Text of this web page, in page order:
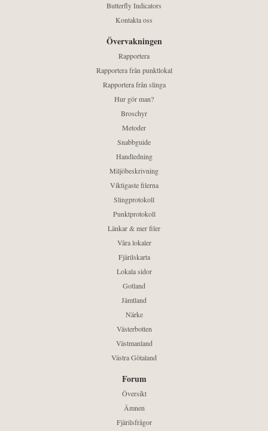
Butterfly Indicators
Kontakta oss
Övervakningen
Rapportera
Rapportera från punktlokal
Rapportera från slinga
Hur gör man?
Broschyr
Metoder
Snabbguide
Handledning
Miljöbeskrivning
Viktigaste filerna
Slingprotokoll
Punktprotokoll
Länkar & mer filer
Våra lokaler
Fjärilskarta
Lokala sidor
Gotland
Jämtland
Närke
Västerbotten
Västmanland
Västra Götaland
Forum
Översikt
Ämnen
Fjärilsfrågor